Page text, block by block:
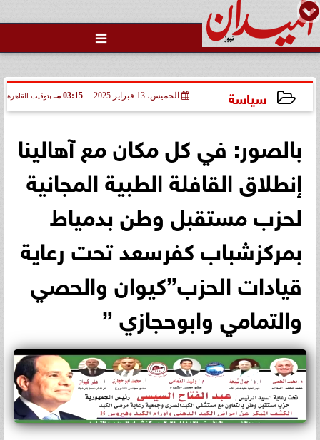

سياسة الخميس، 13 فبراير 2025 03:15 مـ بتوقيت القاهرة
بالصور: في كل مكان مع آهالينا
إنطلاق القافلة الطبية المجانية
لحزب مستقبل وطن بدمياط
بمركزشباب كفرسعد تحت رعاية
قيادات الحزب”كيوان والحصي
والتمامي وابوحجازي ”